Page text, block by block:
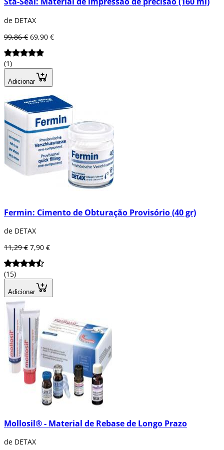
de DETAX
99,86 € 69,90 €
(1)
Adicionar
Fermin: Cimento de Obturação Provisório (40 gr)
de DETAX
11,29 € 7,90 €
(15)
Adicionar
Mollosil® - Material de Rebase de Longo Prazo
de DETAX